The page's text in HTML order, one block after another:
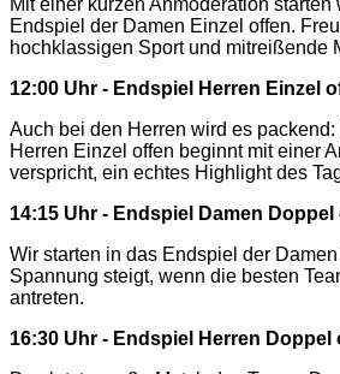
Mit einer kurzen Anmoderation
Endspiel der Damen Einzel offen.
hochklassigen Sport und mitreißende
12:00 Uhr - Endspiel Herren Einzel
Auch bei den Herren wird es
Herren Einzel offen beginnt mit einer
verspricht, ein echtes Highlight des
14:15 Uhr - Endspiel Damen Doppel
Wir starten in das Endspiel der
Spannung steigt, wenn die besten
antreten.
16:30 Uhr - Endspiel Herren Doppel